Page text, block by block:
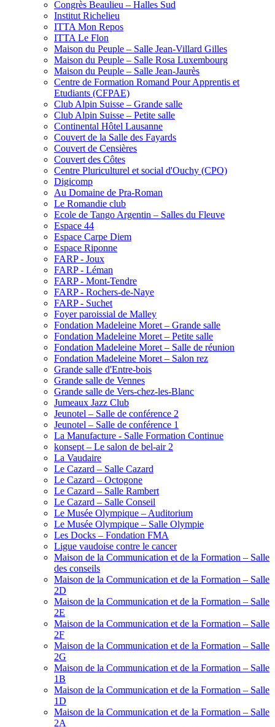
Congrès Beaulieu – Halles Sud
Institut Richelieu
ITTA Mon Repos
ITTA Le Flon
Maison du Peuple – Salle Jean-Villard Gilles
Maison du Peuple – Salle Rosa Luxembourg
Maison du Peuple – Salle Jean-Jaurès
Centre de Formation Romand Pour Apprentis et
Etudiants (CFPAE)
Club Alpin Suisse – Grande salle
Club Alpin Suisse – Petite salle
Continental Hôtel Lausanne
Couvert de la Salle des Fayards
Couvert de Censières
Couvert des Côtes
Centre Pluriculturel et social d'Ouchy (CPO)
Digicomp
Au Domaine de Pra-Roman
Le Romandie club
Ecole de Tango Argentin – Salles du Fleuve
Espace 44
Espace Carpe Diem
Espace Riponne
FARP - Joux
FARP - Léman
FARP - Mont-Tendre
FARP - Rochers-de-Naye
FARP - Suchet
Foyer paroissial de Malley
Fondation Madeleine Moret – Grande salle
Fondation Madeleine Moret – Petite salle
Fondation Madeleine Moret – Salle de réunion
Fondation Madeleine Moret – Salon rez
Grande salle d'Entre-bois
Grande salle de Vennes
Grande salle de Vers-chez-les-Blanc
Jumeaux Jazz Club
Jeunotel – Salle de conférence 2
Jeunotel – Salle de conférence 1
La Manufacture - Salle Formation Continue
konsept – Le salon de bel-air 2
La Vaudaire
Le Cazard – Salle Cazard
Le Cazard – Octogone
Le Cazard – Salle Rambert
Le Cazard – Salle Conseil
Le Musée Olympique – Auditorium
Le Musée Olympique – Salle Olympie
Les Docks – Fondation FMA
Ligue vaudoise contre le cancer
Maison de la Communication et de la Formation – Salle
des conseils
Maison de la Communication et de la Formation – Salle
2D
Maison de la Communication et de la Formation – Salle
2E
Maison de la Communication et de la Formation – Salle
2F
Maison de la Communication et de la Formation – Salle
2G
Maison de la Communication et de la Formation – Salle
1B
Maison de la Communication et de la Formation – Salle
1D
Maison de la Communication et de la Formation – Salle
2A